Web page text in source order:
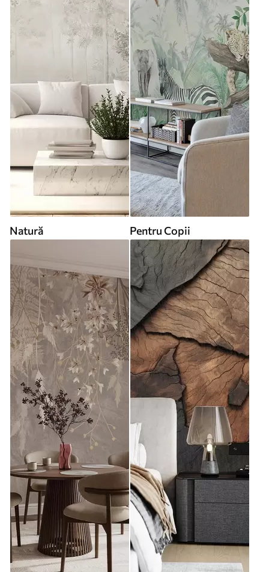
Natură Pentru Copii